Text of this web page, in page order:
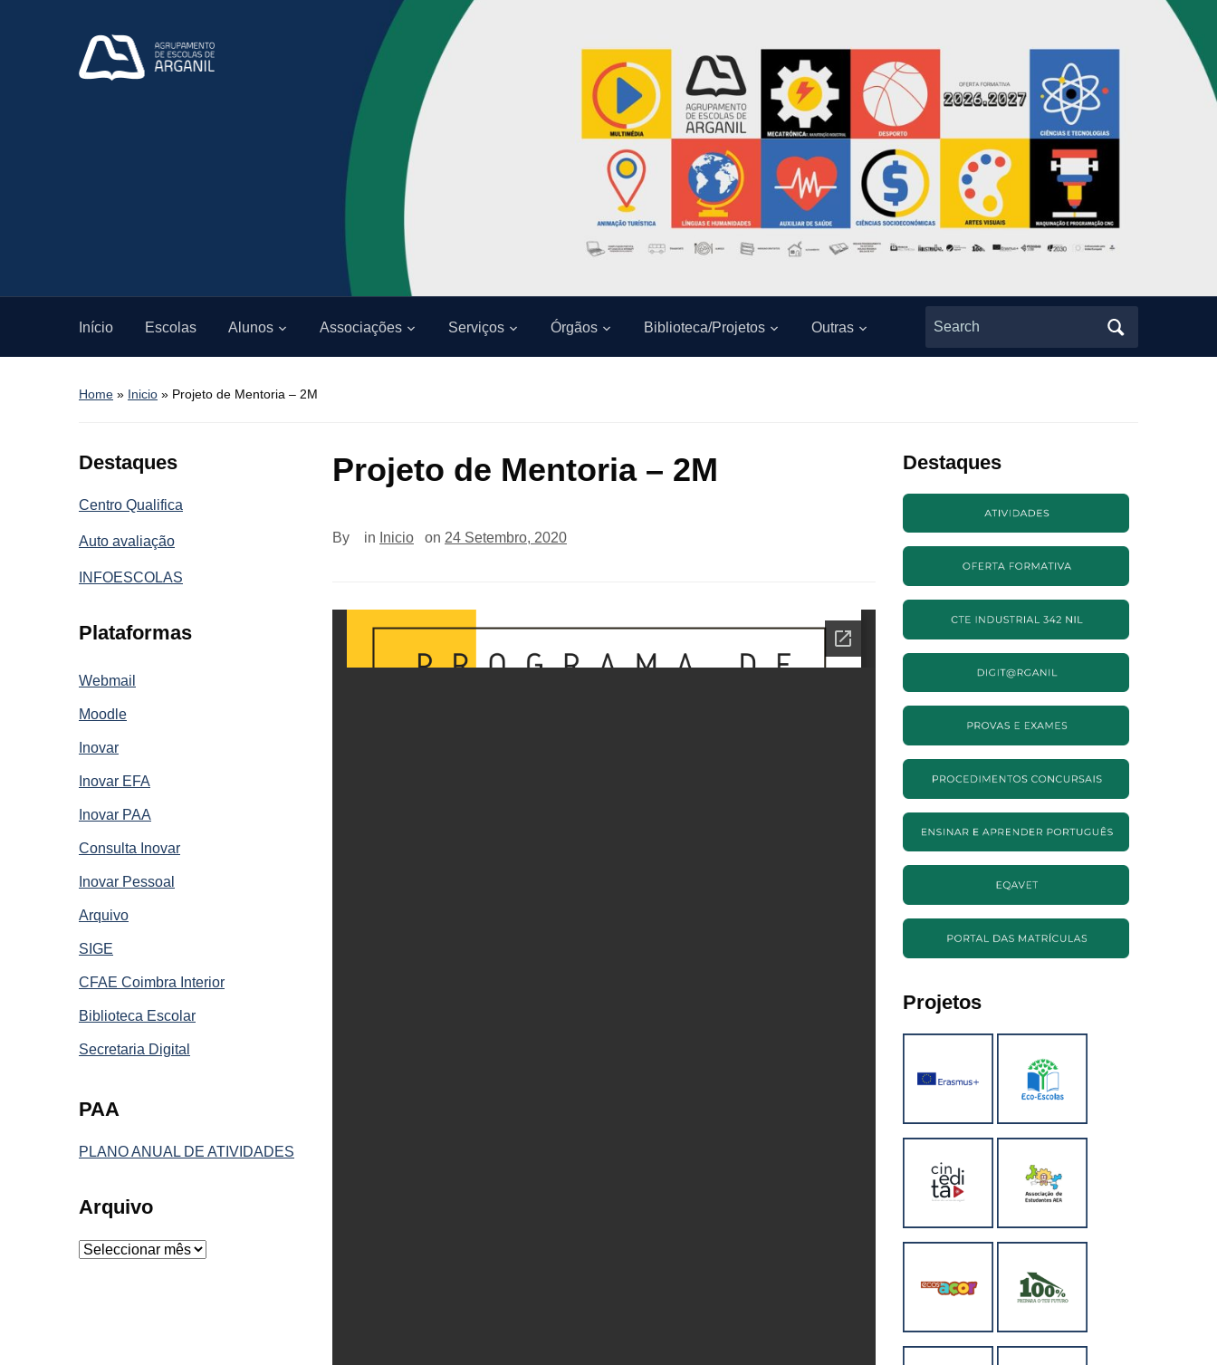
Início Escolas Alunos Associações Serviços Órgãos Biblioteca/Projetos Outras
Search
for:
Home » Inicio » Projeto de Mentoria – 2M
Destaques
Centro Qualifica
Auto avaliação
INFOESCOLAS
Plataformas
Webmail
Moodle
Inovar
Inovar EFA
Inovar PAA
Consulta Inovar
Inovar Pessoal
Arquivo
SIGE
CFAE Coimbra Interior
Biblioteca Escolar
Secretaria Digital
PAA
PLANO ANUAL DE ATIVIDADES
Arquivo
Arquivo
Projeto de Mentoria – 2M
By in Inicio on 24 Setembro, 2020
Destaques
Projetos